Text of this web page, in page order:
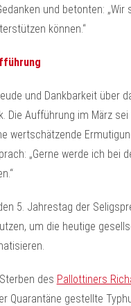
und betonten:
können.“
und Dankbarkeit über
Die Aufführung im März
wertschätzende
„Gerne werde ich bei
5. Jahrestag der
um die heutige
des Pallottiners
Quarantäne gestellte